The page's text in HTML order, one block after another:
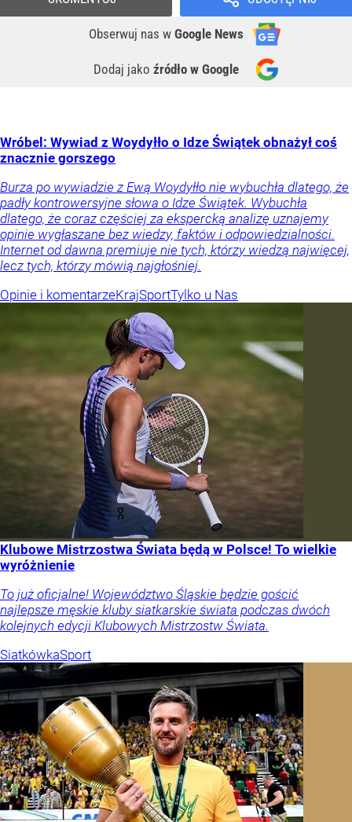
Obserwuj nas w Google News
Dodaj jako źródło w Google
Wróbel: Wywiad z Woydyłło o Idze Świątek obnażył coś
znacznie gorszego
Burza po wywiadzie z Ewą Woydyłło nie wybuchła dlatego, że
padły kontrowersyjne słowa o Idze Świątek. Wybuchła
dlatego, że coraz częściej za ekspercką analizę uznajemy
opinie wygłaszane bez wiedzy, faktów i odpowiedzialności.
Internet od dawna premiuje nie tych, którzy wiedzą najwięcej,
lecz tych, którzy mówią najgłośniej.
Opinie i komentarzeKrajSportTylko u Nas
Klubowe Mistrzostwa Świata będą w Polsce! To wielkie
wyróżnienie
To już oficjalne! Województwo Śląskie będzie gościć
najlepsze męskie kluby siatkarskie świata podczas dwóch
kolejnych edycji Klubowych Mistrzostw Świata.
SiatkówkaSport